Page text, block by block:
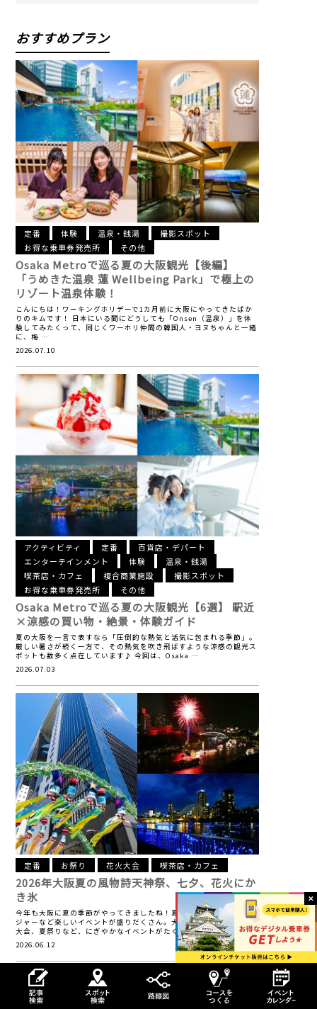
おすすめプラン
定番 体験 温泉・銭湯
撮影スポット
お得な乗車券発売所
その他
Osaka Metroで巡る夏の大阪観光【後編】
「うめきた温泉 蓮 Wellbeing Park」で極上の
リゾート温泉体験！
こんにちは！ワーキングホリデーで1カ月前に大阪にやってきたばか
りのキムです！ 日本にいる間にどうしても「Onsen（温泉）」を体
験してみたくって、同じくワーホリ仲間の韓国人・ヨヌちゃんと一緒
に、梅 …
2026.07.10
アクティビティ 定番
百貨店・デパート
エンターテインメント
体験
温泉・銭湯
喫茶店・カフェ
複合商業施設
撮影スポット
お得な乗車券発売所
その他
Osaka Metroで巡る夏の大阪観光【6選】
駅近
×涼感の買い物・絶景・体験ガイド
夏の大阪を一言で表すなら「圧倒的な熱気と活気に包まれる季節」。
厳しい暑さが続く一方で、その熱気を吹き飛ばすような涼感の観光ス
ポットも数多く点在しています♪ 今回は、Osaka …
2026.07.03
定番 お祭り 花火大会 喫茶店・カフェ
2026年大阪夏の風物詩天神祭、七夕、花火にか
き氷
今年も大阪に夏の季節がやってきましたね！夏といえば、お祭りにレ
ジャーなど楽しいイベントが盛りだくさん。大阪でも七夕祭りや花火
大会、夏祭りなど、にぎやかなイベントがたくさん開催されます …
2026.06.12